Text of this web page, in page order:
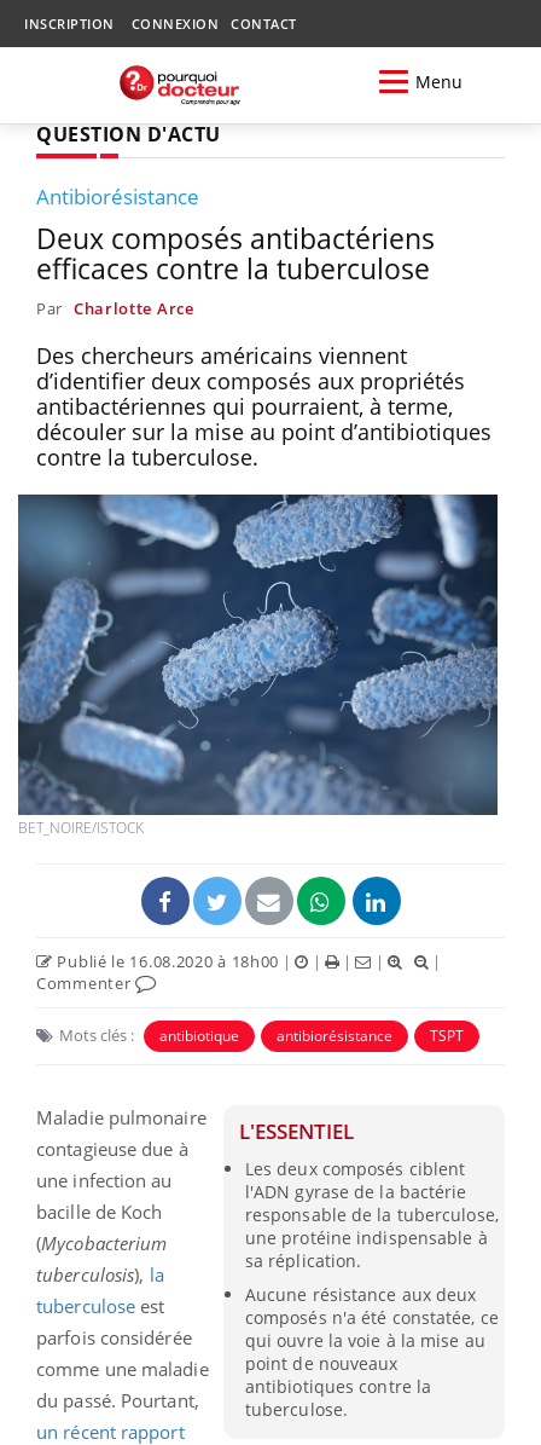
INSCRIPTION CONNEXION CONTACT
Menu
QUESTION D'ACTU
Antibiorésistance
Deux composés antibactériens
efficaces contre la tuberculose
Par Charlotte Arce
Des chercheurs américains viennent
d’identifier deux composés aux propriétés
antibactériennes qui pourraient, à terme,
découler sur la mise au point d’antibiotiques
contre la tuberculose.
BET_NOIRE/ISTOCK
Publié le 16.08.2020 à 18h00 | | | |
|
Commenter
Mots clés : antibiotique antibiorésistance TSPT
L'ESSENTIEL
Les deux composés ciblent
l'ADN gyrase de la bactérie
responsable de la tuberculose,
une protéine indispensable à
sa réplication.
Aucune résistance aux deux
composés n'a été constatée, ce
qui ouvre la voie à la mise au
point de nouveaux
antibiotiques contre la
tuberculose.
Maladie pulmonaire
contagieuse due à
une infection au
bacille de Koch
(Mycobacterium
tuberculosis), la
tuberculose est
parfois considérée
comme une maladie
du passé. Pourtant,
un récent rapport